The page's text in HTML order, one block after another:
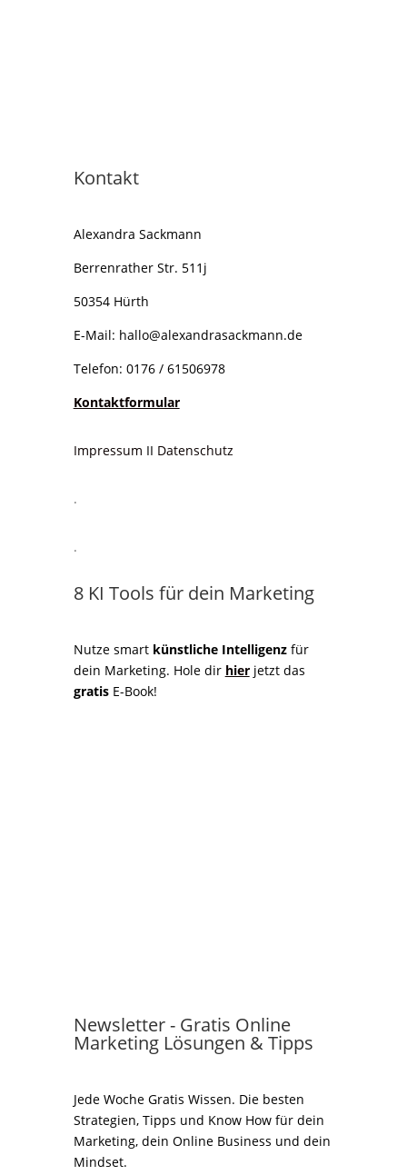
Kontakt
Alexandra Sackmann
Berrenrather Str. 511j
50354 Hürth
E-Mail: hallo@alexandrasackmann.de
Telefon: 0176 / 61506978
Kontaktformular
Impressum II Datenschutz
.
.
8 KI Tools für dein Marketing
Nutze smart künstliche Intelligenzfür
dein Marketing. Hole dir hierjetzt das
gratisE-Book!
Newsletter - Gratis Online
Marketing Lösungen & Tipps
Jede Woche Gratis Wissen. Die besten
Strategien, Tipps und Know How für dein
Marketing, dein Online Business und dein
Mindset.